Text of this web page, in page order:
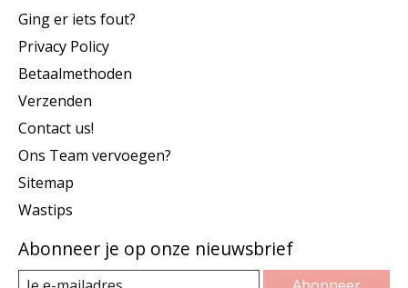
Ging er iets fout?
Privacy Policy
Betaalmethoden
Verzenden
Contact us!
Ons Team vervoegen?
Sitemap
Wastips
Abonneer je op onze nieuwsbrief